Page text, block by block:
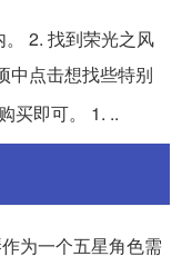
2. 找到荣光之风
中点击想找些特别
买即可。 1. ..
为一个五星角色需